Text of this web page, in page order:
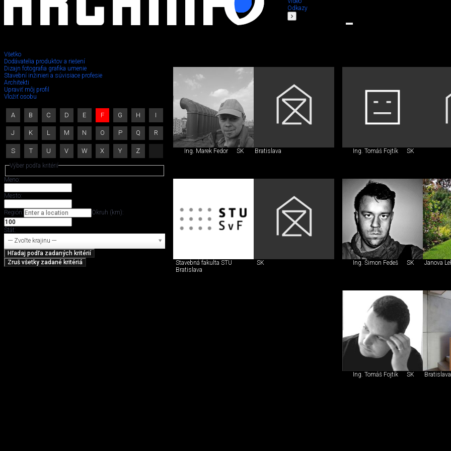
Odkazy
Všetko
Dodávatelia produktov a riešení
Dizajn fotografia grafika umenie
Stavební inžinieri a súvisiace profesie
Architekti
Upraviť môj profil
Vložiť osobu
A B C D E F G H I
J K L M N O P Q R
S T U V W X Y Z
Výber podľa kritérií
Meno:
Mesto:
Región: Okruh (km):
Štát:
--- Zvoľte krajinu ---
Stavebný
inžinier,
iný
špecialista
Ing. Marek Fedor SK Bratislava Ing. Tomáš Fojtík SK
Stavebná fakulta STU
Bratislava
SK Ing. Šimon Fedeš SK Janova
Ing. Tomáš Fojtík SK Bratislava